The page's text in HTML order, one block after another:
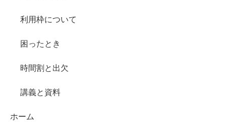
利用枠について
困ったとき
時間割と出欠
講義と資料
ホーム